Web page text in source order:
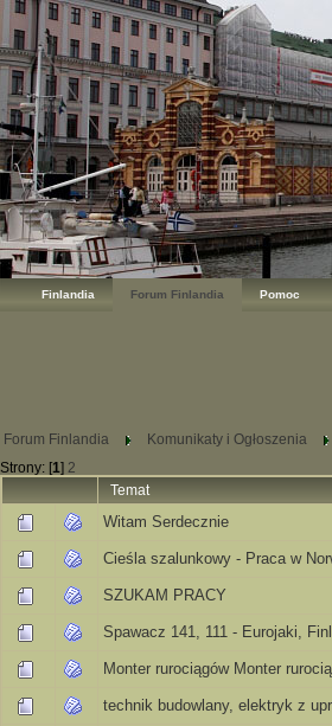
Finlandia Forum Finlandia Pomoc
Forum Finlandia Komunikaty i Ogłoszenia
Strony: [1] 2
Temat
Witam Serdecznie
Cieśla szalunkowy - Praca w
SZUKAM PRACY
Spawacz 141, 111 - Eurojaki,
Monter rurociągów Monter
technik budowlany, elektryk z